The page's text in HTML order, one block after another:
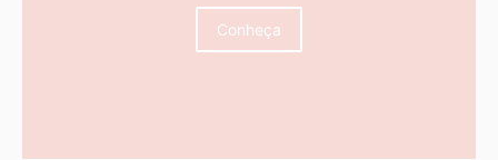
Conheça